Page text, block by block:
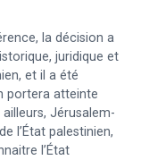
la décision a
juridique et
et il a été
portera atteinte
Jérusalem-
l’État palestinien,
l’État